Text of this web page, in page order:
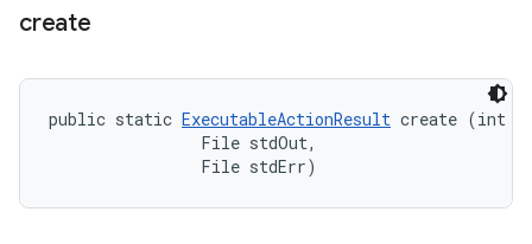
create
public static ExecutableActionResult create (int
                File stdOut,
                File stdErr)